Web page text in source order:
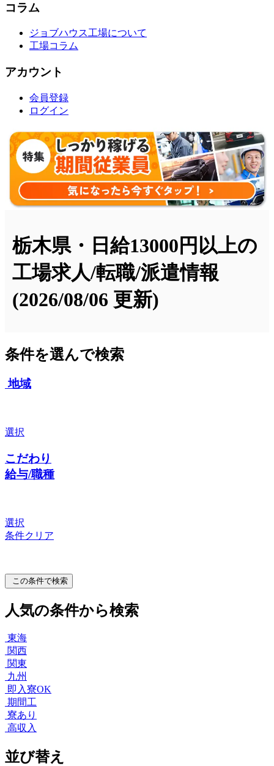
コラム
ジョブハウス工場について
工場コラム
アカウント
会員登録
ログイン
栃木県・日給13000円以上の
工場求人/転職/派遣情報
(2026/08/06 更新)
条件を選んで検索
地域
選択
こだわり
給与/職種
選択
条件クリア
この条件で検索
人気の条件から検索
東海
関西
関東
九州
即入寮OK
期間工
寮あり
高収入
並び替え